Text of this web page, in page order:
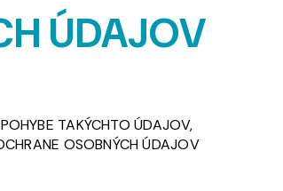
ÚDAJOV
TAKÝCHTO ÚDAJOV,
OSOBNÝCH ÚDAJOV